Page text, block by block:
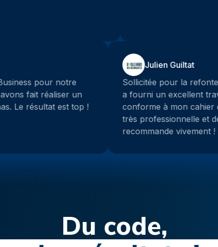
sommes passé par Lynx Business pour notre
Mabrik.immo. Nous avons fait réaliser un
vitrine et une plateforme Saas. Le résultat est top !
Du code,